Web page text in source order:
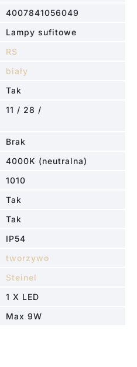
4007841056049
Lampy sufitowe
RS
biały
Tak
11 / 28 /
Brak
4000K (neutralna)
1010
Tak
Tak
IP54
tworzywo
Steinel
1 X LED
Max 9W